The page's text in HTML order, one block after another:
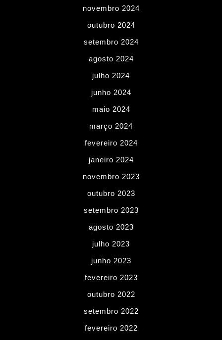
novembro 2024
outubro 2024
setembro 2024
agosto 2024
julho 2024
junho 2024
maio 2024
março 2024
fevereiro 2024
janeiro 2024
novembro 2023
outubro 2023
setembro 2023
agosto 2023
julho 2023
junho 2023
fevereiro 2023
outubro 2022
setembro 2022
fevereiro 2022